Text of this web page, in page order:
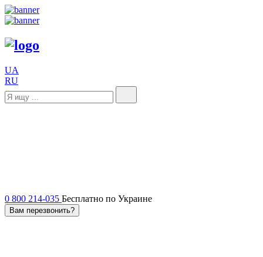
UA
RU
0 800 214-035 Бесплатно по Украине
Вам перезвонить?